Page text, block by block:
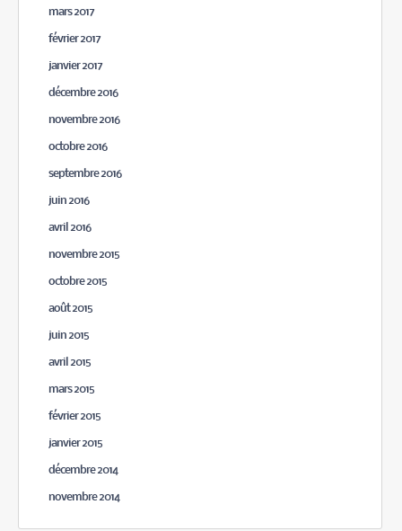
mars 2017
février 2017
janvier 2017
décembre 2016
novembre 2016
octobre 2016
septembre 2016
juin 2016
avril 2016
novembre 2015
octobre 2015
août 2015
juin 2015
avril 2015
mars 2015
février 2015
janvier 2015
décembre 2014
novembre 2014